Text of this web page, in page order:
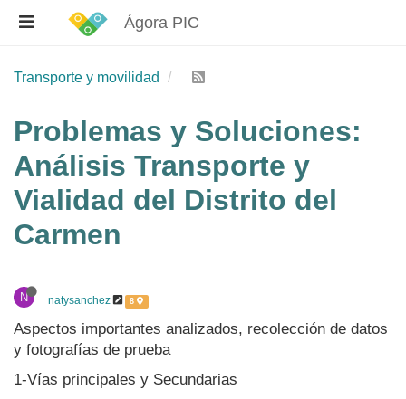
Ágora PIC
Transporte y movilidad
Problemas y Soluciones:
Análisis Transporte y
Vialidad del Distrito del
Carmen
N natysanchez 8
Aspectos importantes analizados, recolección de datos
y fotografías de prueba
1-Vías principales y Secundarias